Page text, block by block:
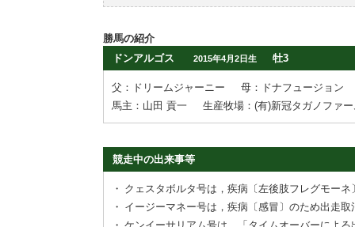
勝馬の紹介
ドンアルゴス
2015年4月2日生 牡3
父：ドリームジャーニー
母：ドナフュージョン
馬主：山田 貢一
生産牧場：(有)新冠タガノファ
競走中の出来事等
・ クェスタボルタ号は，疾病〔左後肢フレグモーネ
・ イージーマネー号は，疾病〔感冒〕のため出走取